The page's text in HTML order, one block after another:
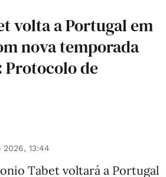
volta a Portugal em
nova temporada
Protocolo de
2026, 13:44
Tabet voltará a Portugal